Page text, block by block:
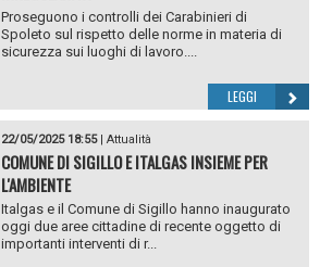
Proseguono i controlli dei Carabinieri di
Spoleto sul rispetto delle norme in materia di
sicurezza sui luoghi di lavoro....
LEGGI
22/05/2025 18:55| Attualità
COMUNE DI SIGILLO E ITALGAS INSIEME PER
L'AMBIENTE
Italgas e il Comune di Sigillo hanno inaugurato
oggi due aree cittadine di recente oggetto di
importanti interventi di r...